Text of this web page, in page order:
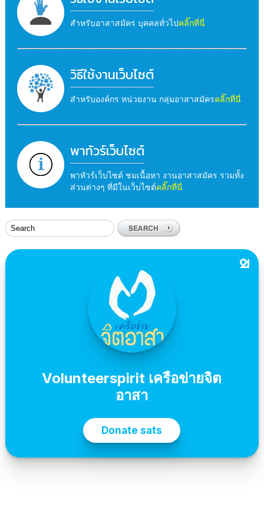
สำหรับอาสาสมัคร บุคคลทั่วไปคลิ๊กที่นี่
วิธีใช้งานเว็บไซต์
สำหรับองค์กร หน่วยงาน กลุ่มอาสาสมัครคลิ๊กที่นี่
พาทัวร์เว็บไซต์
พาทัวร์เว็บไซต์ ชมเนื้อหา งานอาสาสมัคร รวมทั้ง
ส่วนต่างๆ ที่มีในเว็บไซต์คลิ๊กที่นี่